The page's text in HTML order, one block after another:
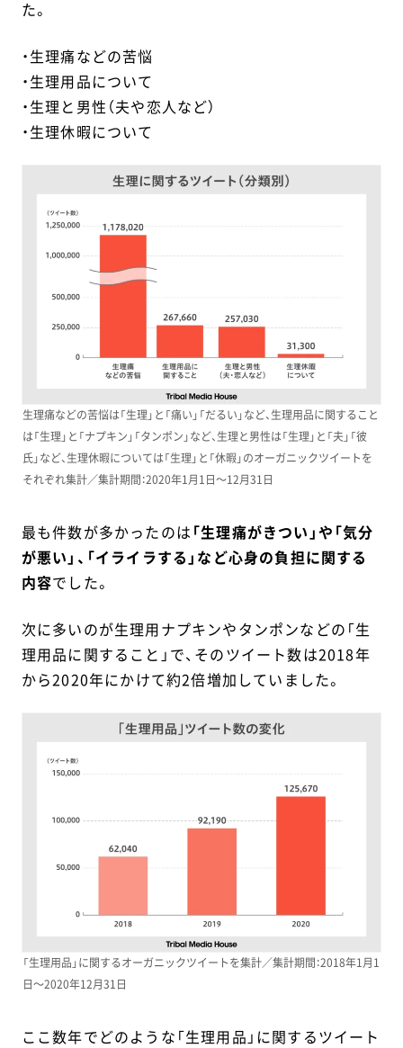
た。
・生理痛などの苦悩
・生理用品について
・生理と男性（夫や恋人など）
・生理休暇について
生理痛などの苦悩は「生理」と「痛い」「だるい」など、生理用品に関すること
は「生理」と「ナプキン」「タンポン」など、生理と男性は「生理」と「夫」「彼
氏」など、生理休暇については「生理」と「休暇」のオーガニックツイートを
それぞれ集計／集計期間：2020年1月1日～12月31日
最も件数が多かったのは 「生理痛がきつい」や「気分
が悪い」、「イライラする」など心身の負担に関する
内容でした。
次に多いのが生理用ナプキンやタンポンなどの「生
理用品に関すること」で、そのツイート数は2018年
から2020年にかけて約2倍増加していました。
「生理用品」に関するオーガニックツイートを集計／集計期間：2018年1月1
日～2020年12月31日
ここ数年でどのような「生理用品」に関するツイート